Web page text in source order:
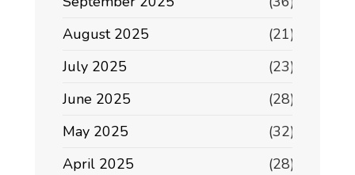
August 2025
(21)
July 2025
(23)
June 2025
(28)
May 2025
(32)
April 2025
(28)